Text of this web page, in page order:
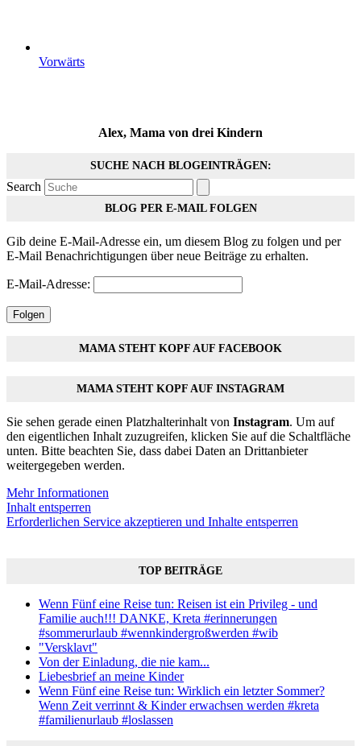
Vorwärts
Alex, Mama von drei Kindern
SUCHE NACH BLOGEINTRÄGEN:
Search
BLOG PER E-MAIL FOLGEN
Gib deine E-Mail-Adresse ein, um diesem Blog zu folgen und per
E-Mail Benachrichtigungen über neue Beiträge zu erhalten.
E-Mail-Adresse:
Folgen
MAMA STEHT KOPF AUF FACEBOOK
MAMA STEHT KOPF AUF INSTAGRAM
Sie sehen gerade einen Platzhalterinhalt von Instagram. Um auf
den eigentlichen Inhalt zuzugreifen, klicken Sie auf die Schaltfläche
unten. Bitte beachten Sie, dass dabei Daten an Drittanbieter
weitergegeben werden.
Mehr Informationen
Inhalt entsperren
Erforderlichen Service akzeptieren und Inhalte entsperren
TOP BEITRÄGE
Wenn Fünf eine Reise tun: Reisen ist ein Privileg - und
Familie auch!!! DANKE, Kreta #erinnerungen
#sommerurlaub #wennkindergroßwerden #wib
"Versklavt"
Von der Einladung, die nie kam...
Liebesbrief an meine Kinder
Wenn Fünf eine Reise tun: Wirklich ein letzter Sommer?
Wenn Zeit verrinnt & Kinder erwachsen werden #kreta
#familienurlaub #loslassen